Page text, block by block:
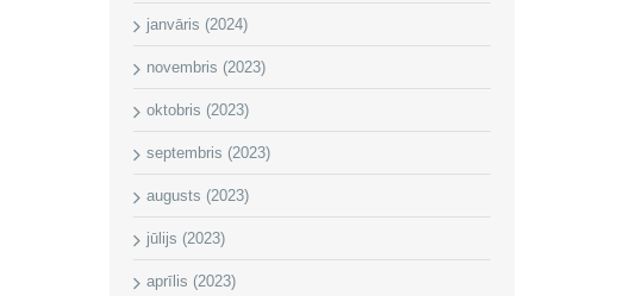
janvāris (2024)
novembris (2023)
oktobris (2023)
septembris (2023)
augusts (2023)
jūlijs (2023)
aprīlis (2023)